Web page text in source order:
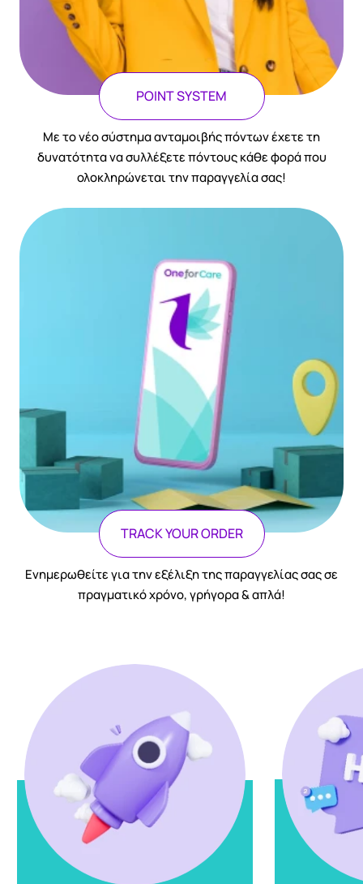
POINT SYSTEM
Με το νέο σύστημα ανταμοιβής πόντων έχετε τη
δυνατότητα να συλλέξετε πόντους κάθε φορά που
ολοκληρώνεται την παραγγελία σας!
TRACK YOUR ORDER
Ενημερωθείτε για την εξέλιξη της παραγγελίας σας σε
πραγματικό χρόνο, γρήγορα & απλά!